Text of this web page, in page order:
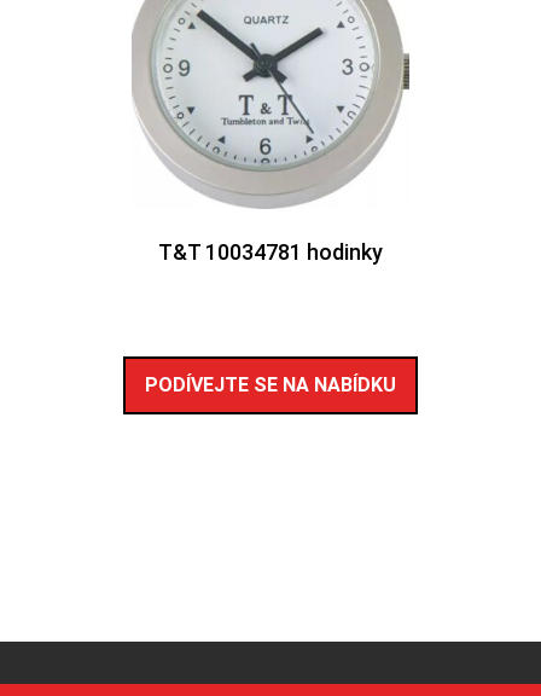
T&T 10034781 hodinky
PODÍVEJTE SE NA NABÍDKU